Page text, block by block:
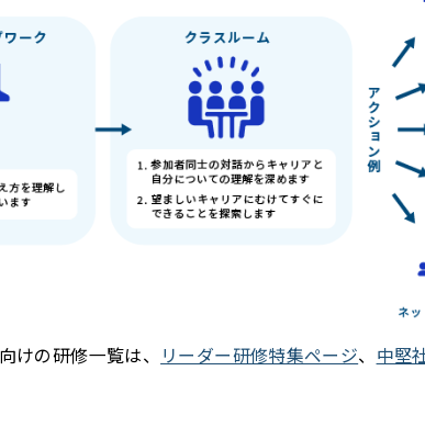
けの研修一覧は、 リーダー研修特集ページ、 中堅